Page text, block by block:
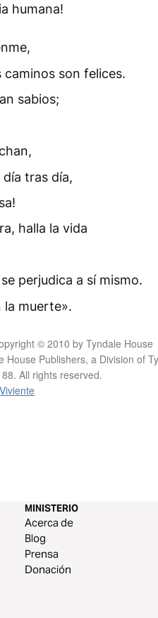
humana!
caminos son felices.
sabios;
tras día,
halla la vida
perjudica a sí mismo.
la muerte».
© 2010 by Tyndale House
Publishers, a Division of
All rights reserved.
MINISTERIO
Acerca de
Blog
Prensa
Donación